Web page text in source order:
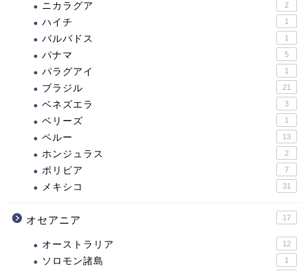
ニカラグア 2
ハイチ 1
バルバドス 1
パナマ 5
パラグアイ 1
ブラジル 21
ベネズエラ 3
ベリーズ 1
ペルー 13
ホンジュラス 2
ボリビア 7
メキシコ 31
オセアニア 17
オーストラリア 12
ソロモン諸島 1